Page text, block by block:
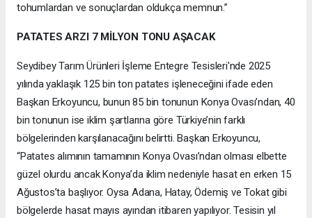
tohumlardan ve sonuçlardan oldukça memnun.”
PATATES ARZI 7 MİLYON TONU AŞACAK
Seydibey Tarım Ürünleri İşleme Entegre Tesisleri'nde 2025
yılında yaklaşık 125 bin ton patates işleneceğini ifade eden
Başkan Erkoyuncu, bunun 85 bin tonunun Konya Ovası’ndan, 40
bin tonunun ise iklim şartlarına göre Türkiye’nin farklı
bölgelerinden karşılanacağını belirtti. Başkan Erkoyuncu,
“Patates alımının tamamının Konya Ovası’ndan olması elbette
güzel olurdu ancak Konya’da iklim nedeniyle hasat en erken 15
Ağustos’ta başlıyor. Oysa Adana, Hatay, Ödemiş ve Tokat gibi
bölgelerde hasat mayıs ayından itibaren yapılıyor. Tesisin yıl